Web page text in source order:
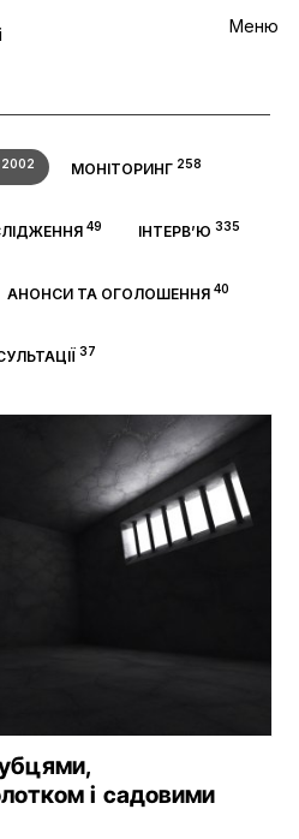
Меню
2002 МОНІТОРИНГ 258
49 ІНТЕРВ’Ю 335
АНОНСИ ТА ОГОЛОШЕННЯ40
37
і садовими